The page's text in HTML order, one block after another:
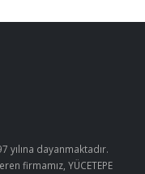
yılına dayanmaktadır.
firmamız, YÜCETEPE